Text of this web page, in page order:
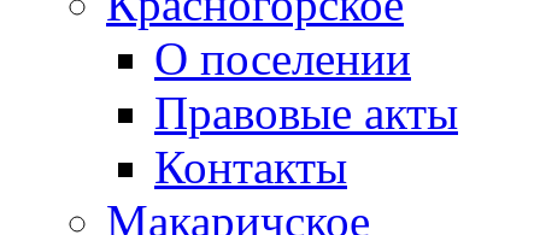
О поселении
Правовые акты
Контакты
Макаричское